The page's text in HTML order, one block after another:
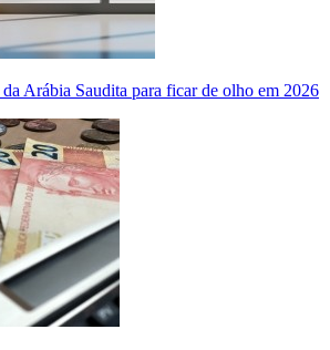
Arábia Saudita para ficar de olho em 2026